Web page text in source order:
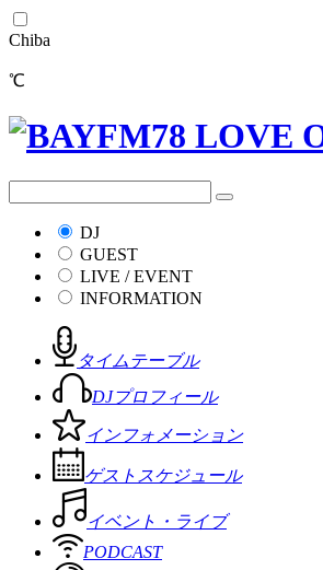
Chiba
℃
DJ
GUEST
LIVE / EVENT
INFORMATION
タイムテーブル
DJプロフィール
インフォメーション
ゲストスケジュール
イベント・ライブ
PODCAST